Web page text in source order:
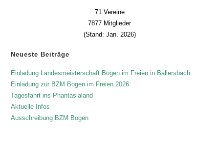
71 Vereine
7877 Mitglieder
(Stand: Jan. 2026)
Neueste Beiträge
Einladung Landesmeisterschaft Bogen im Freien in Ballersbach
Einladung zur BZM Bogen im Freien 2026
Tagesfahrt ins Phantasialand
Aktuelle Infos
Ausschreibung BZM Bogen